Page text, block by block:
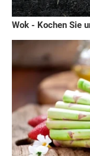
Wok - Kochen Sie